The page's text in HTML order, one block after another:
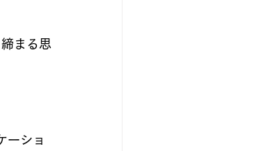
まる思
ーショ